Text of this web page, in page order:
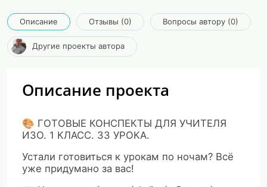
Описание Отзывы (0) Вопросы автору (0)
Другие проекты автора
Описание проекта
🎨 ГОТОВЫЕ КОНСПЕКТЫ ДЛЯ УЧИТЕЛЯ
ИЗО. 1 КЛАСС. 33 УРОКА.
Устали готовиться к урокам по ночам? Всё
уже придумано за вас!